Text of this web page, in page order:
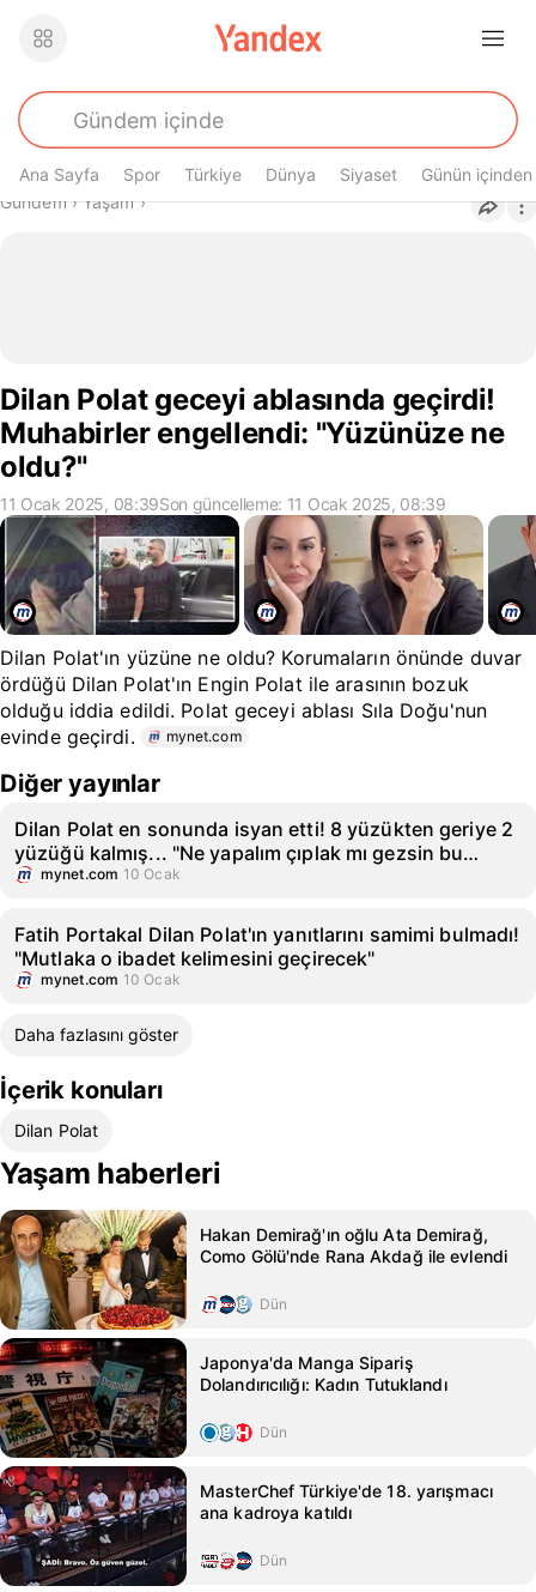
Ana Sayfa Spor Türkiye Dünya Siyaset Günün içinden
Buradasın
Gündem› Yaşam›
Dilan Polat geceyi ablasında geçirdi!
Muhabirler engellendi: "Yüzünüze ne
oldu?"
11 Ocak 2025, 08:39Son güncelleme: 11 Ocak 2025, 08:39
Dilan Polat'ın yüzüne ne oldu? Korumaların önünde duvar
ördüğü Dilan Polat'ın Engin Polat ile arasının bozuk
olduğu iddia edildi. Polat geceyi ablası Sıla Doğu'nun
evinde geçirdi.
mynet.com
Diğer yayınlar
Dilan Polat en sonunda isyan etti! 8 yüzükten geriye 2
yüzüğü kalmış... "Ne yapalım çıplak mı gezsin bu
çocuklar?"
mynet.com 10 Ocak
Fatih Portakal Dilan Polat'ın yanıtlarını samimi bulmadı!
"Mutlaka o ibadet kelimesini geçirecek"
mynet.com 10 Ocak
Daha fazlasını göster
İçerik konuları
Dilan Polat
Yaşam haberleri
Hakan Demirağ'ın oğlu Ata Demirağ,
Como Gölü'nde Rana Akdağ ile evlendi
Dün
Japonya'da Manga Sipariş
Dolandırıcılığı: Kadın Tutuklandı
Dün
MasterChef Türkiye'de 18. yarışmacı
ana kadroya katıldı
Dün